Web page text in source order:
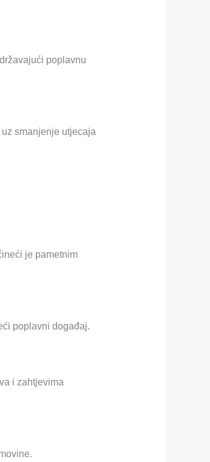
poplavnu
smanjenje utjecaja
je pametnim
poplavni događaj.
i zahtjevima